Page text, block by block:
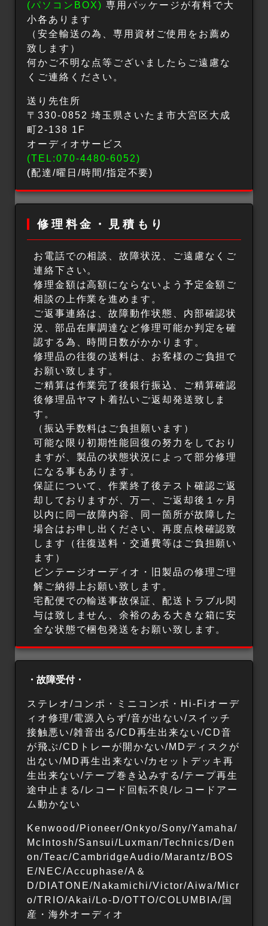
(パソコンBOX) 専用パッケージが有料で大
小各あります
（安全輸送の為、専用資材ご使用をお薦め
致します）
何かご不明な点等ございましたらご遠慮な
くご連絡ください。
送り先住所
〒330-0852 埼玉県さいたま市大宮区大成
町2-138 1F
オーディオサービス
(TEL:070-4480-6052)
(配達/曜日/時間/指定不要)
修理料金・見積もり
お電話での相談、故障状況、ご遠慮なくご
連絡下さい。
修理金額は高額にならないよう予定金額ご
相談の上作業を進めます。
ご返事連絡は、故障動作状態、内部確認状
況、部品在庫調達など修理可能か判定を確
認する為、時間日数がかかります。
修理品の往復の送料は、お客様のご負担で
お願い致します。
ご精算は作業完了後銀行振込、ご精算確認
後修理品ヤマト着払いご返却発送致しま
す。
（振込手数料はご負担願います）
可能な限り初期性能回復の努力をしており
ますが、製品の状態状況によって部分修理
になる事もあります。
保証について、作業終了後テスト確認ご返
却しておりますが、万一、ご返却後１ヶ月
以内に同一故障内容、同一箇所が故障した
場合はお申し出ください、再度点検確認致
します（往復送料・交通費等はご負担願い
ます）
ビンテージオーディオ・旧製品の修理ご理
解ご納得上お願い致します。
宅配便での輸送事故保証、配送トラブル関
与は致しません、余裕のある大きな箱に安
全な状態で梱包発送をお願い致します。
・故障受付・
ステレオ/コンポ・ミニコンポ・Hi-Fiオーデ
ィオ修理/電源入らず/音が出ない/スイッチ
接触悪い/雑音出る/CD再生出来ない/CD音
が飛ぶ/CDトレーが開かない/MDディスクが
出ない/MD再生出来ない/カセットデッキ再
生出来ない/テープ巻き込みする/テープ再生
途中止まる/レコード回転不良/レコードアー
ム動かない
Kenwood/Pioneer/Onkyo/Sony/Yamaha/
McIntosh/Sansui/Luxman/Technics/Den
on/Teac/CambridgeAudio/Marantz/BOS
E/NEC/Accuphase/A＆
D/DIATONE/Nakamichi/Victor/Aiwa/Micr
o/TRIO/Akai/Lo-D/OTTO/COLUMBIA/国
産・海外オーディオ